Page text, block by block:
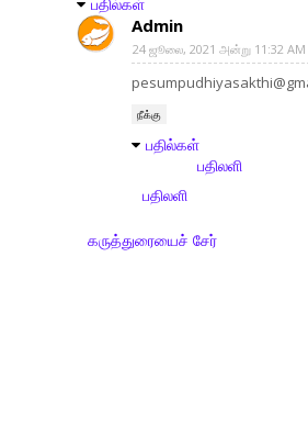
Admin
24 ஜூலை, 2021 அன்று 11:32 AM
நீக்கு
பதில்கள்
பதிலளி
பதிலளி
கருத்துரையைச் சேர்